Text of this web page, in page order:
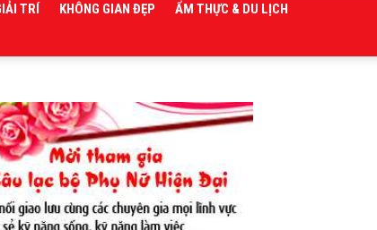
TRÍ KHÔNG GIAN ĐẸP
ẨM THỰC & DU LỊCH